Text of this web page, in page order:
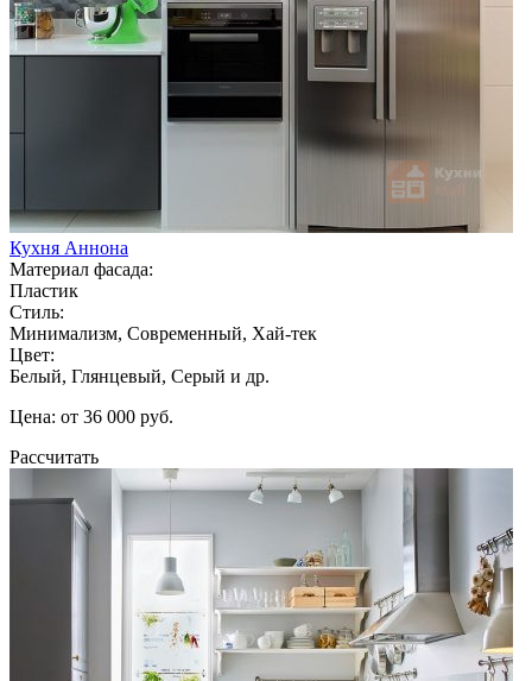
Кухня Аннона
Материал фасада:
Пластик
Стиль:
Минимализм, Современный, Хай-тек
Цвет:
Белый, Глянцевый, Серый и др.
Цена: от 36 000 руб.
Рассчитать